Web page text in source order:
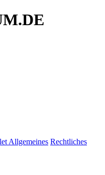
Allgemeines Rechtliches